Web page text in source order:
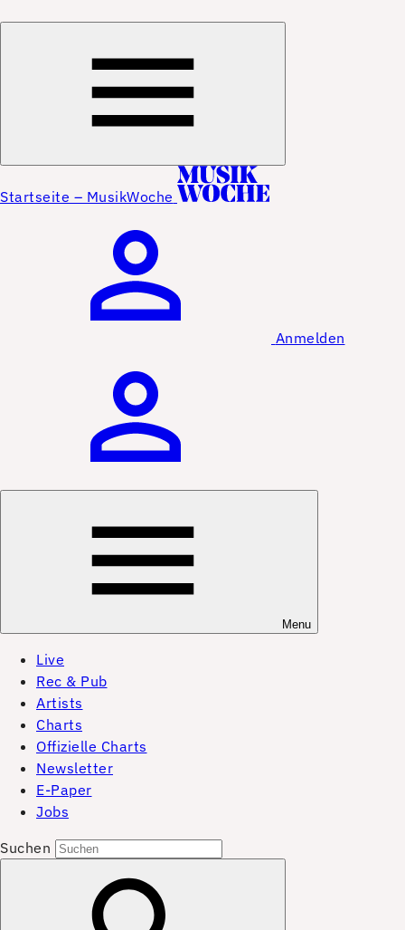
Startseite – MusikWoche
Anmelden
Menu
Live
Rec & Pub
Artists
Charts
Offizielle Charts
Newsletter
E-Paper
Jobs
Suchen